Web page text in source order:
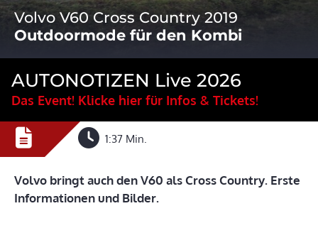
Volvo V60 Cross Country 2019
Outdoormode für den Kombi
AUTONOTIZEN Live 2026
Das Event! Klicke hier für Infos & Tickets!
1:37 Min.
Volvo bringt auch den V60 als Cross Country. Erste
Informationen und Bilder.